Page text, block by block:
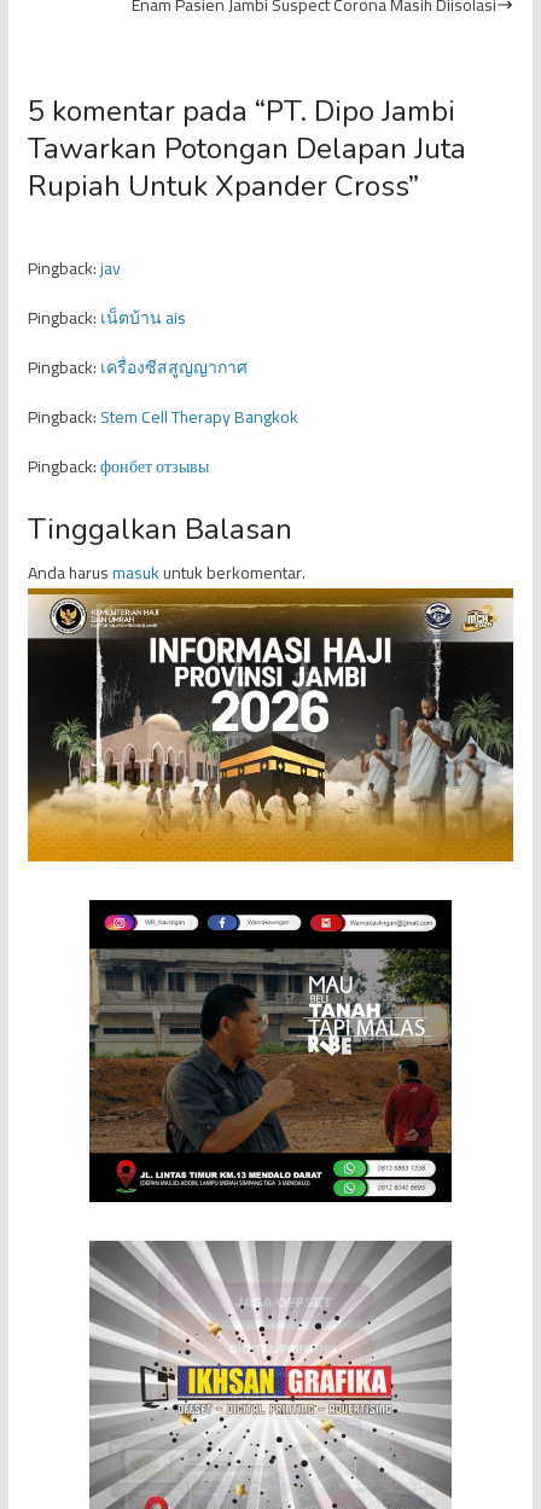
5 komentar pada “PT. Dipo Jambi
Tawarkan Potongan Delapan Juta
Rupiah Untuk Xpander Cross”
Pingback:jav
Pingback:เน็ตบ้าน ais
Pingback:เครื่องซีสสูญญากาศ
Pingback:Stem Cell Therapy Bangkok
Pingback:фонбет отзывы
Tinggalkan Balasan
Anda harusmasukuntuk berkomentar.